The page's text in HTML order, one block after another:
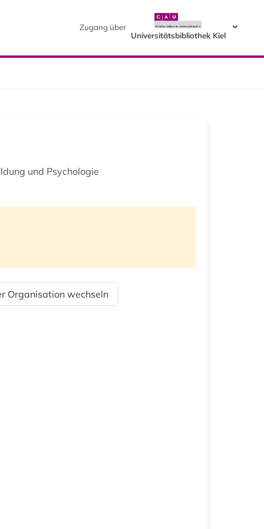
Zugang über
Universitätsbibliothek Kiel
und Psychologie
Organisation wechseln